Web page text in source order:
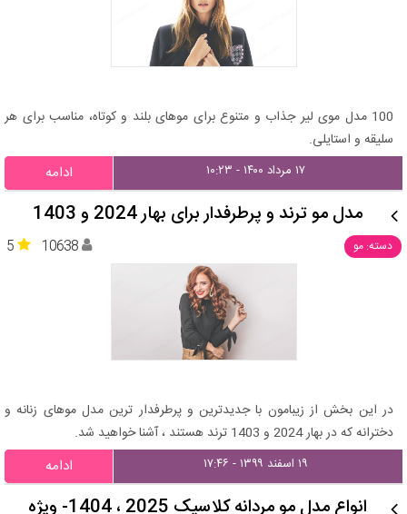
100 مدل موی لیر جذاب و متنوع برای موهای بلند و کوتاه، مناسب برای هر
سلیقه و استایلی. ‍
۱۷ مرداد ۱۴۰۰ - ۱۰:۲۳ ادامه
مدل مو ترند و پرطرفدار برای بهار 2024 و 1403
دسته: مو 5 10638
در این بخش از زیبامون با جدیدترین و پرطرفدار ترین مدل موهای زنانه و
دخترانه که در بهار 2024 و 1403 ترند هستند ، آشنا خواهید شد.
۱۹ اسفند ۱۳۹۹ - ۱۷:۴۶ ادامه
انواع مدل مو مردانه کلاسیک 2025 ، 1404- ویژه